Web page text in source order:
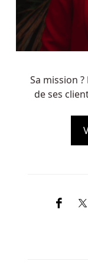
Sa mission
de ses